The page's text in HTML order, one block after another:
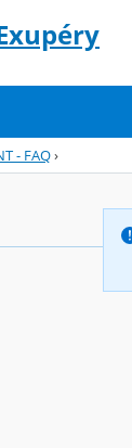
- FAQ›